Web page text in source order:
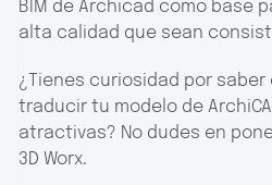
BIM de Archicad como base
alta calidad que sean
¿Tienes curiosidad por saber
traducir tu modelo de
atractivas? No dudes en
3D Worx.